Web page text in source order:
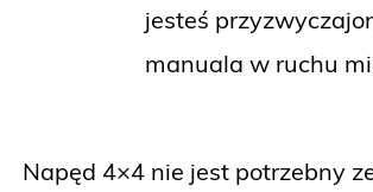
jesteś
manuala w ruchu
Napęd 4×4 nie jest potrzebny